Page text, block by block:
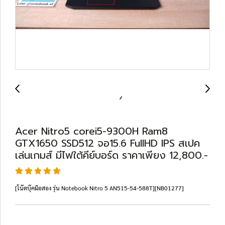
Acer Nitro5 corei5-9300H Ram8
GTX1650 SSD512 จอ15.6 FullHD IPS สเปค
เล่นเกมส์ มีไฟใต้คีย์บอร์ด ราคาเพียง 12,800.-
[โน๊ตบุ๊คมือสอง รุ่น Notebook Nitro 5 AN515-54-588T][NB01277]